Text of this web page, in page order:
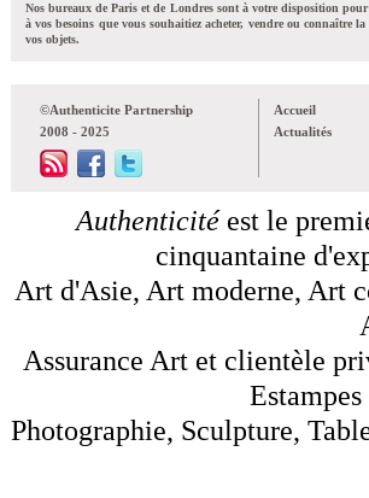
Nos bureaux de Paris et de Londres sont à votre disposition
à vos besoins que vous souhaitiez acheter, vendre ou connaître
vos objets.
©Authenticite Partnership
2008 - 2025
Accueil
Actualités
Authenticitéest le
cinquantaine
Art d'Asie, Art moderne, Art
Assurance Art et clientèle
Photographie, Sculpture,